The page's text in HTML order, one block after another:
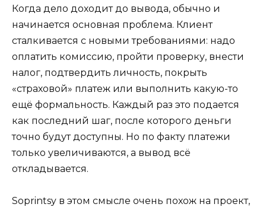
Когда дело доходит до вывода, обычно и
начинается основная проблема. Клиент
сталкивается с новыми требованиями: надо
оплатить комиссию, пройти проверку, внести
налог, подтвердить личность, покрыть
«страховой» платеж или выполнить какую-то
ещё формальность. Каждый раз это подается
как последний шаг, после которого деньги
точно будут доступны. Но по факту платежи
только увеличиваются, а вывод всё
откладывается.
Soprintsy в этом смысле очень похож на проект,